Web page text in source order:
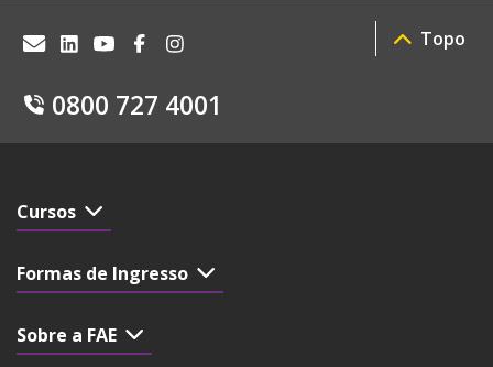
0800 727 4001
Topo
Cursos
Formas de Ingresso
Sobre a FAE